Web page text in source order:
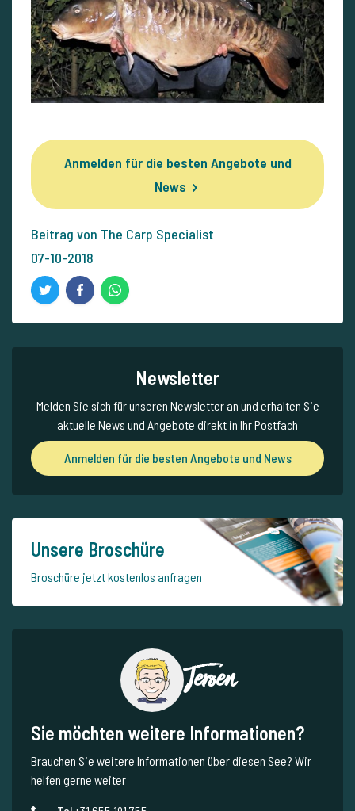
Anmelden für die besten Angebote und
News
Beitrag von The Carp Specialist
07-10-2018
Newsletter
Melden Sie sich für unseren Newsletter an und erhalten Sie
aktuelle News und Angebote direkt in Ihr Postfach
Anmelden für die besten Angebote und News
Unsere Broschüre
Broschüre jetzt kostenlos anfragen
Jeroen
Sie möchten weitere Informationen?
Brauchen Sie weitere Informationen über diesen See? Wir
helfen gerne weiter